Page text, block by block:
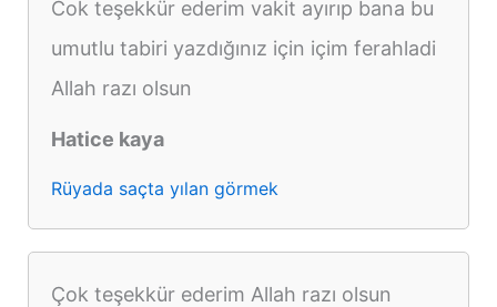
Cok teşekkür ederim vakit ayırıp bana bu
umutlu tabiri yazdığınız için içim ferahladi
Allah razı olsun
Hatice kaya
Rüyada saçta yılan görmek
Çok teşekkür ederim Allah razı olsun